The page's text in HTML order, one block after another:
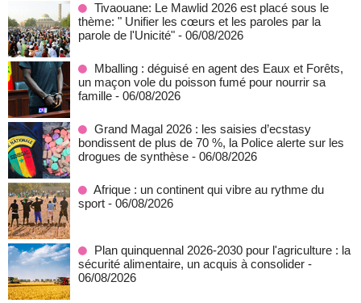
Tivaouane: Le Mawlid 2026 est placé sous le
thème: " Unifier les cœurs et les paroles par la
parole de l'Unicité" - 06/08/2026
Mballing : déguisé en agent des Eaux et Forêts,
un maçon vole du poisson fumé pour nourrir sa
famille - 06/08/2026
Grand Magal 2026 : les saisies d’ecstasy
bondissent de plus de 70 %, la Police alerte sur les
drogues de synthèse - 06/08/2026
Afrique : un continent qui vibre au rythme du
sport - 06/08/2026
Plan quinquennal 2026-2030 pour l'agriculture : la
sécurité alimentaire, un acquis à consolider -
06/08/2026